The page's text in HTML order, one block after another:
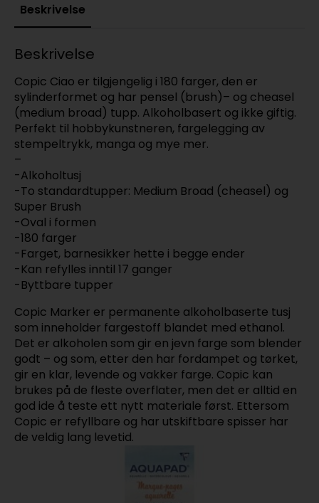
Beskrivelse
Beskrivelse
Copic Ciao er tilgjengelig i 180 farger, den er
sylinderformet og har pensel (brush)– og cheasel
(medium broad) tupp. Alkoholbasert og ikke giftig.
Perfekt til hobbykunstneren, fargelegging av
stempeltrykk, manga og mye mer.
–
-Alkoholtusj
-To standardtupper: Medium Broad (cheasel) og
Super Brush
-Oval i formen
-180 farger
-Farget, barnesikker hette i begge ender
-Kan refylles inntil 17 ganger
-Byttbare tupper
Copic Marker er permanente alkoholbaserte tusj
som inneholder fargestoff blandet med ethanol.
Det er alkoholen som gir en jevn farge som blender
godt – og som, etter den har fordampet og tørket,
gir en klar, levende og vakker farge. Copic kan
brukes på de fleste overflater, men det er alltid en
god ide å teste ett nytt materiale først. Ettersom
Copic er refyllbare og har utskiftbare spisser har
de veldig lang levetid.